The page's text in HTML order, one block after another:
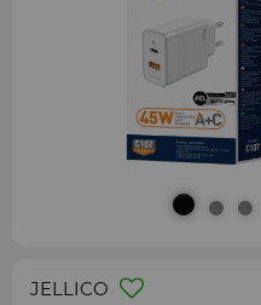
JELLICO